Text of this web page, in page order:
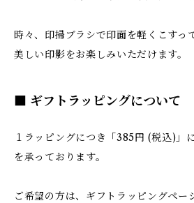
時々、印掃ブラシで印面を軽くこすっ
美しい印影をお楽しみいただけます。
■ ギフトラッピングについて
１ラッピングにつき「385円 (税込)」
を承っております。
ご希望の方は、ギフトラッピングペー